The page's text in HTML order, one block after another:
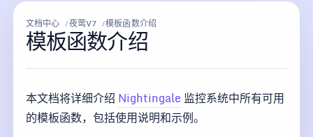
文档中心 夜莺V7 模板函数介绍
模板函数介绍
本文档将详细介绍 Nightingale监控系统中所有可用
的模板函数，包括使用说明和示例。